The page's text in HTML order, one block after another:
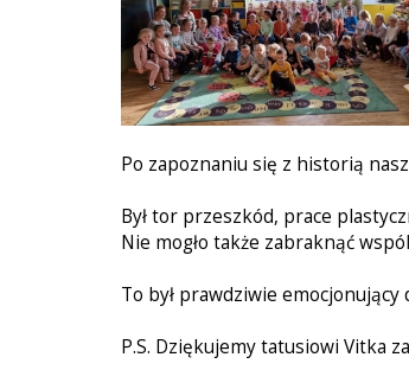
Po zapoznaniu się z historią
Był tor przeszkód, prace
Nie mogło także zabraknąć
To był prawdziwie emocjonujący
P.S. Dziękujemy tatusiowi Vitka